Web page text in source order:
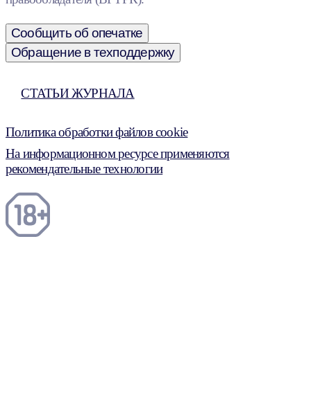
Сообщить об опечатке
Обращение в техподдержку
СТАТЬИ ЖУРНАЛА
Политика обработки файлов cookie
На информационном ресурсе применяются
рекомендательные технологии